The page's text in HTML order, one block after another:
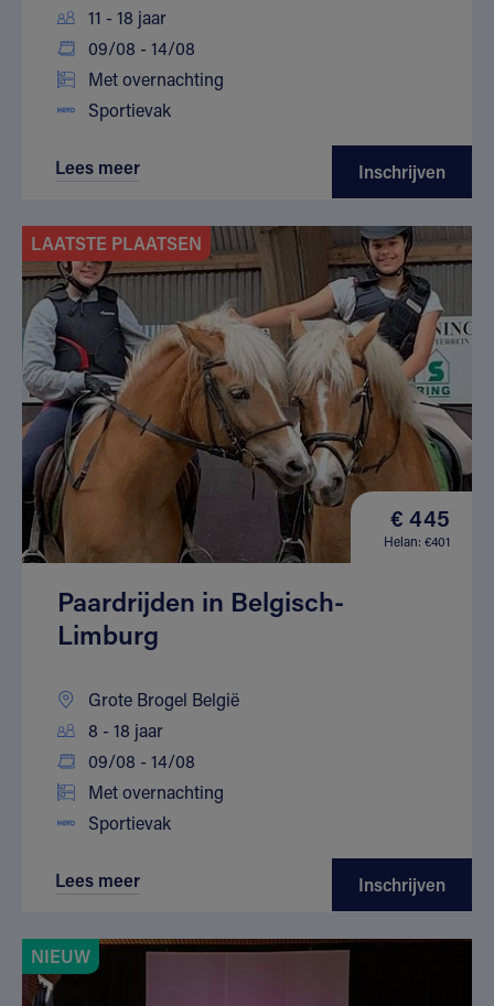
11 - 18 jaar
09/08 - 14/08
Met overnachting
Sportievak
Lees meer Inschrijven
LAATSTE PLAATSEN
€ 445
Helan: €401
Paardrijden in Belgisch-
Limburg
Grote Brogel België
8 - 18 jaar
09/08 - 14/08
Met overnachting
Sportievak
Lees meer Inschrijven
NIEUW